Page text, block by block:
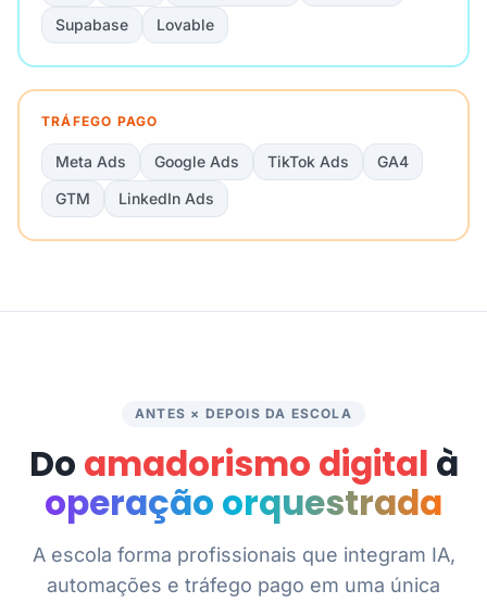
Supabase
Lovable
TRÁFEGO PAGO
Meta Ads Google Ads TikTok Ads
GA4
GTM
LinkedIn Ads
ANTES × DEPOIS DA ESCOLA
Do amadorismo digital à
operação orquestrada
A escola forma profissionais que integram IA,
automações e tráfego pago em uma única